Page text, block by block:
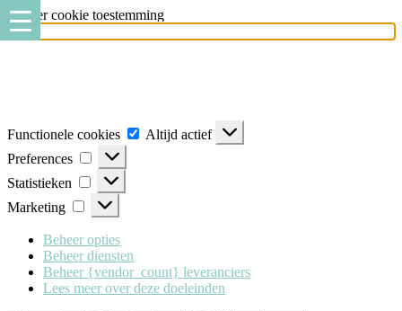
Beheer cookie toestemming
Functionele cookies
Altijd actief
Preferences
Statistieken
Marketing
Beheer opties
Beheer diensten
Beheer {vendor_count} leveranciers
Lees meer over deze doeleinden